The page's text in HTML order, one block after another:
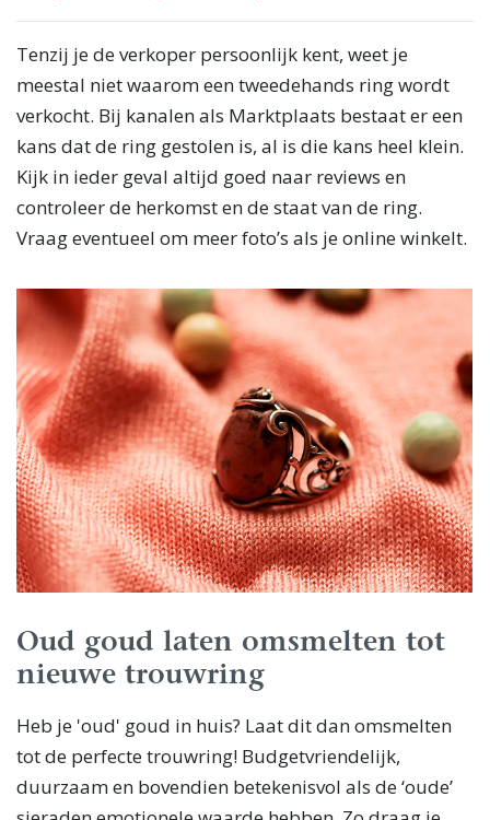
Tenzij je de verkoper persoonlijk kent, weet je
meestal niet waarom een tweedehands ring wordt
verkocht. Bij kanalen als Marktplaats bestaat er een
kans dat de ring gestolen is, al is die kans heel klein.
Kijk in ieder geval altijd goed naar reviews en
controleer de herkomst en de staat van de ring.
Vraag eventueel om meer foto’s als je online winkelt.
Oud goud laten omsmelten tot
nieuwe trouwring
Heb je 'oud' goud in huis? Laat dit dan omsmelten
tot de perfecte trouwring! Budgetvriendelijk,
duurzaam en bovendien betekenisvol als de ‘oude’